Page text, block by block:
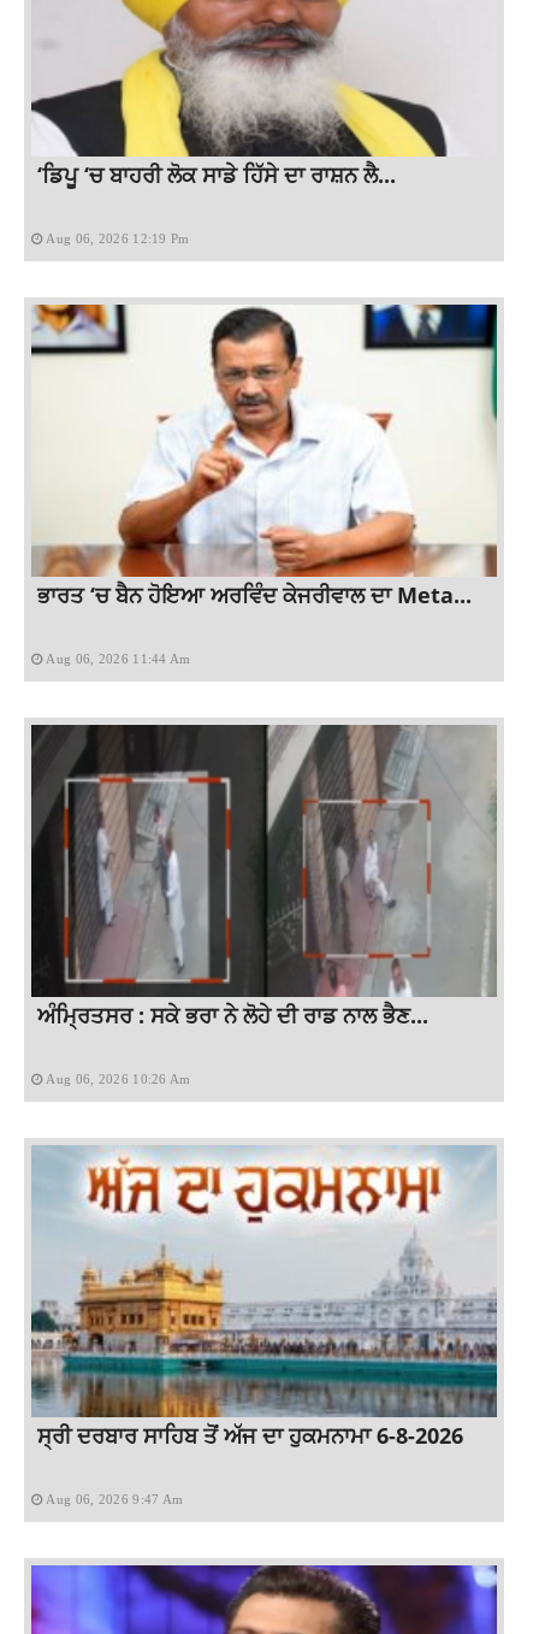
‘ਡਿਪੂ ‘ਚ ਬਾਹਰੀ ਲੋਕ ਸਾਡੇ ਹਿੱਸੇ ਦਾ ਰਾਸ਼ਨ ਲੈ...
Aug 06, 2026 12:19 Pm
ਭਾਰਤ ‘ਚ ਬੈਨ ਹੋਇਆ ਅਰਵਿੰਦ ਕੇਜਰੀਵਾਲ ਦਾ Meta...
Aug 06, 2026 11:44 Am
ਅੰਮ੍ਰਿਤਸਰ : ਸਕੇ ਭਰਾ ਨੇ ਲੋਹੇ ਦੀ ਰਾਡ ਨਾਲ ਭੈਣ...
Aug 06, 2026 10:26 Am
ਸ੍ਰੀ ਦਰਬਾਰ ਸਾਹਿਬ ਤੋਂ ਅੱਜ ਦਾ ਹੁਕਮਨਾਮਾ 6-8-2026
Aug 06, 2026 9:47 Am